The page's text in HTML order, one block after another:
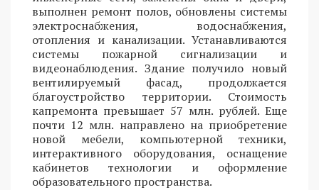
выполнен ремонт полов, обновлены системы
электроснабжения, водоснабжения,
отопления и канализации. Устанавливаются
системы пожарной сигнализации и
видеонаблюдения. Здание получило новый
вентилируемый фасад, продолжается
благоустройство территории. Стоимость
капремонта превышает 57 млн. рублей. Еще
почти 12 млн. направлено на приобретение
новой мебели, компьютерной техники,
интерактивного оборудования, оснащение
кабинетов технологии и оформление
образовательного пространства.